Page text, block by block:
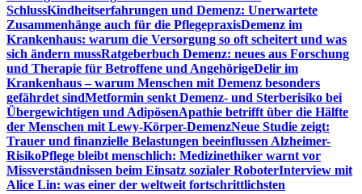
SchlussKindheitserfahrungen und Demenz: Unerwartete
Zusammenhänge auch für die PflegepraxisDemenz im
Krankenhaus: warum die Versorgung so oft scheitert und was
sich ändern mussRatgeberbuch Demenz: neues aus Forschung
und Therapie für Betroffene und AngehörigeDelir im
Krankenhaus – warum Menschen mit Demenz besonders
gefährdet sindMetformin senkt Demenz- und Sterberisiko bei
Übergewichtigen und AdipösenApathie betrifft über die Hälfte
der Menschen mit Lewy-Körper-DemenzNeue Studie zeigt:
Trauer und finanzielle Belastungen beeinflussen Alzheimer-
RisikoPflege bleibt menschlich: Medizinethiker warnt vor
Missverständnissen beim Einsatz sozialer RoboterInterview mit
Alice Lin: was einer der weltweit fortschrittlichsten